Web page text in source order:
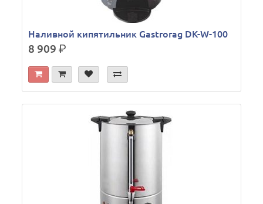
Наливной кипятильник Gastrorag DK-W-100
8 909р.